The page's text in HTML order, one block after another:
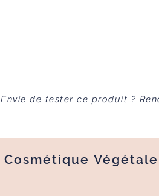
Envie de tester ce produit ?
Cosmétique